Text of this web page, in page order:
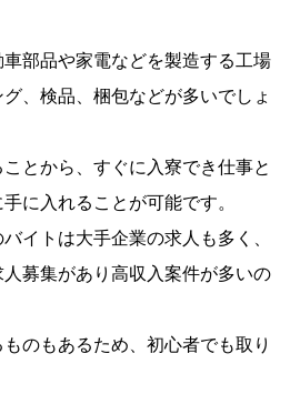
部品や家電などを製造する工場
、検品、梱包などが多いでしょ
とから、すぐに入寮でき仕事と
に入れることが可能です。
イトは大手企業の求人も多く、
募集があり高収入案件が多いの
のもあるため、初心者でも取り